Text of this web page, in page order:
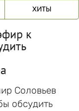
ХИТЫ
к
Соловьев
обсудить